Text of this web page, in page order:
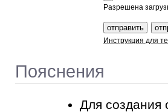
Разрешена
Инструкция для
Пояснения
Для